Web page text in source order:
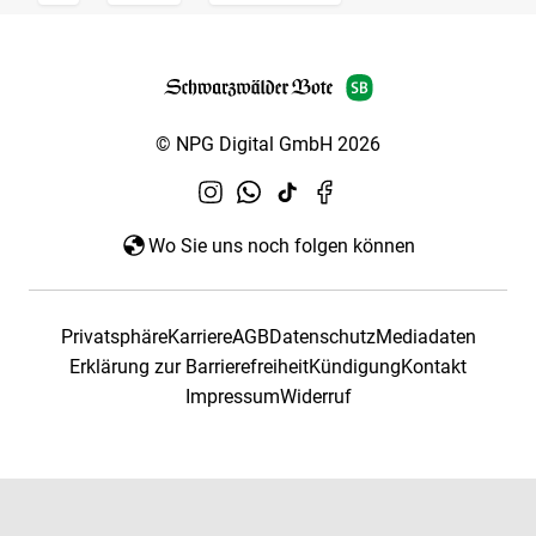
© NPG Digital GmbH 2026
Wo Sie uns noch folgen können
PrivatsphäreKarriereAGBDatenschutzMediadaten
Erklärung zur BarrierefreiheitKündigungKontakt
ImpressumWiderruf